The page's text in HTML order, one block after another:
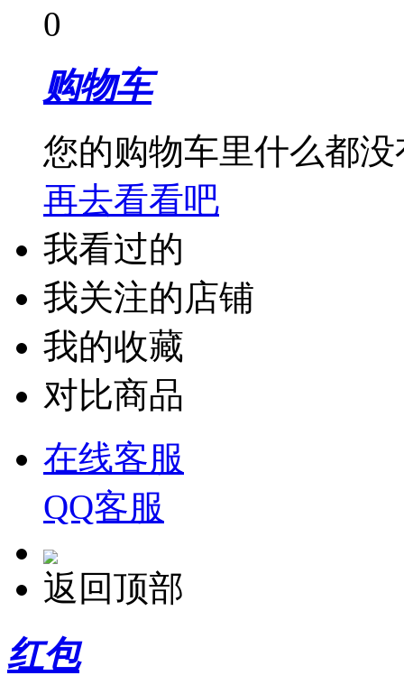
0
购物车
您的购物车里什么都没
再去看看吧
我看过的
我关注的店铺
我的收藏
对比商品
在线客服
QQ客服
返回顶部
红包